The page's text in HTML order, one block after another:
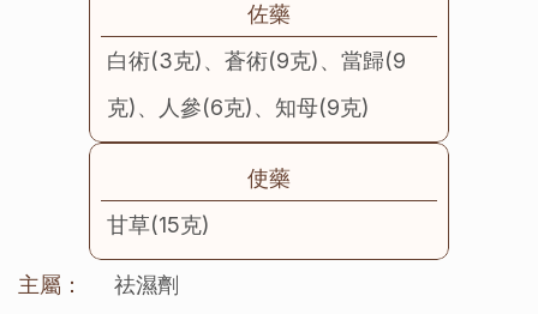
佐藥
白術(3克)、蒼術(9克)、當歸(9
克)、人參(6克)、知母(9克)
使藥
甘草(15克)
主屬：
祛濕劑